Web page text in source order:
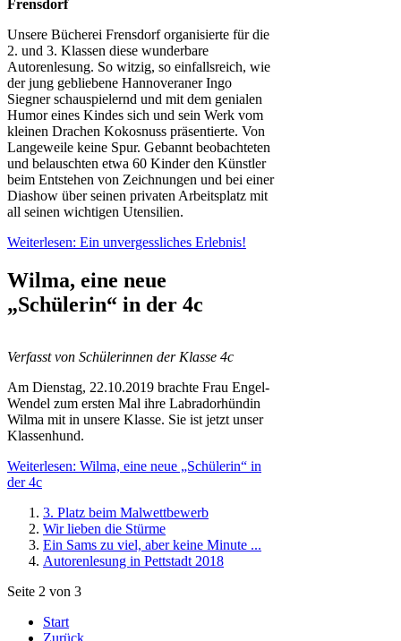
Frensdorf
Unsere Bücherei Frensdorf organisierte für die
2. und 3. Klassen diese wunderbare
Autorenlesung. So witzig, so einfallsreich, wie
der jung gebliebene Hannoveraner Ingo
Siegner schauspielernd und mit dem genialen
Humor eines Kindes sich und sein Werk vom
kleinen Drachen Kokosnuss präsentierte. Von
Langeweile keine Spur. Gebannt beobachteten
und belauschten etwa 60 Kinder den Künstler
beim Entstehen von Zeichnungen und bei einer
Diashow über seinen privaten Arbeitsplatz mit
all seinen wichtigen Utensilien.
Weiterlesen: Ein unvergessliches Erlebnis!
Wilma, eine neue
„Schülerin“ in der 4c
Verfasst von Schülerinnen der Klasse 4c
Am Dienstag, 22.10.2019 brachte Frau Engel-
Wendel zum ersten Mal ihre Labradorhündin
Wilma mit in unsere Klasse. Sie ist jetzt unser
Klassenhund.
Weiterlesen: Wilma, eine neue „Schülerin“ in
der 4c
3. Platz beim Malwettbewerb
Wir lieben die Stürme
Ein Sams zu viel, aber keine Minute ...
Autorenlesung in Pettstadt 2018
Seite 2 von 3
Start